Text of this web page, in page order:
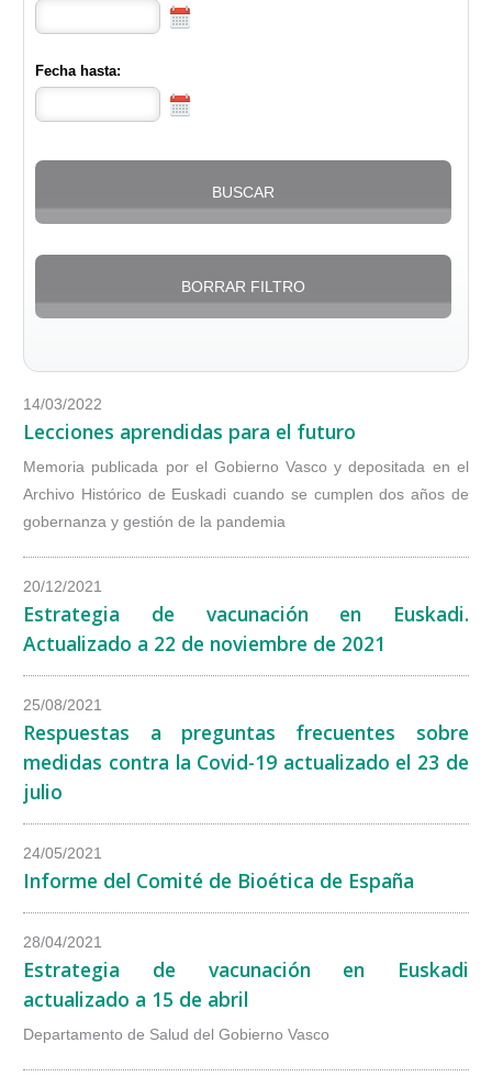
Fecha hasta:
14/03/2022
Lecciones aprendidas para el futuro
Memoria publicada por el Gobierno Vasco y depositada en el
Archivo Histórico de Euskadi cuando se cumplen dos años de
gobernanza y gestión de la pandemia
20/12/2021
Estrategia de vacunación en Euskadi.
Actualizado a 22 de noviembre de 2021
25/08/2021
Respuestas a preguntas frecuentes sobre
medidas contra la Covid-19 actualizado el 23 de
julio
24/05/2021
Informe del Comité de Bioética de España
28/04/2021
Estrategia de vacunación en Euskadi
actualizado a 15 de abril
Departamento de Salud del Gobierno Vasco